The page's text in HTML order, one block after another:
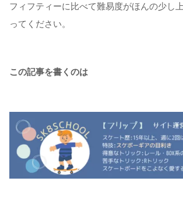
フィフティーに比べて難易度がほんの少し
ってください。
この記事を書くのは